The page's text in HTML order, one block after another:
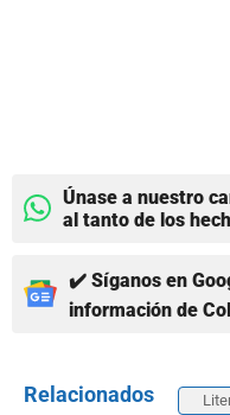
Únase a nuestro
al tanto de los
✔️ Síganos en
información de
Relacionados